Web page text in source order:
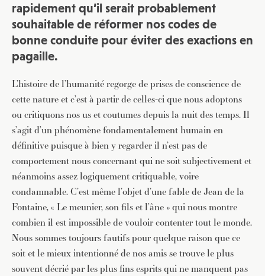
rapidement qu’il serait probablement
souhaitable de réformer nos codes de
bonne conduite pour éviter des exactions en
pagaille.
L’histoire de l’humanité regorge de prises de conscience de
cette nature et c’est à partir de celles-ci que nous adoptons
ou critiquons nos us et coutumes depuis la nuit des temps. Il
s’agit d’un phénomène fondamentalement humain en
définitive puisque à bien y regarder il n’est pas de
comportement nous concernant qui ne soit subjectivement et
néanmoins assez logiquement critiquable, voire
condamnable. C’est même l’objet d’une fable de Jean de la
Fontaine, « Le meunier, son fils et l’âne » qui nous montre
combien il est impossible de vouloir contenter tout le monde.
Nous sommes toujours fautifs pour quelque raison que ce
soit et le mieux intentionné de nos amis se trouve le plus
souvent décrié par les plus fins esprits qui ne manquent pas